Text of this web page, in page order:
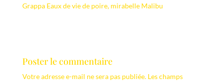
Grappa Eaux de vie de poire, mirabelle Malibu
Poster le commentaire
Votre adresse e-mail ne sera pas publiée. Les champs